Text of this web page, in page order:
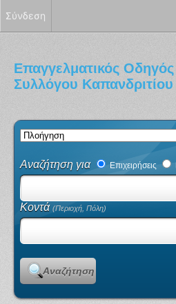
Επαγγελματικός
Συλλόγου Καπανδριτίου
Αναζήτηση για Επιχειρήσεις
Κοντά(Περιοχή, Πόλη)
Αναζήτηση
Σύνδεση